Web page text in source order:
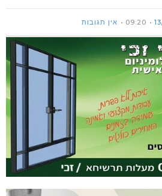
09:20 אין תגובות